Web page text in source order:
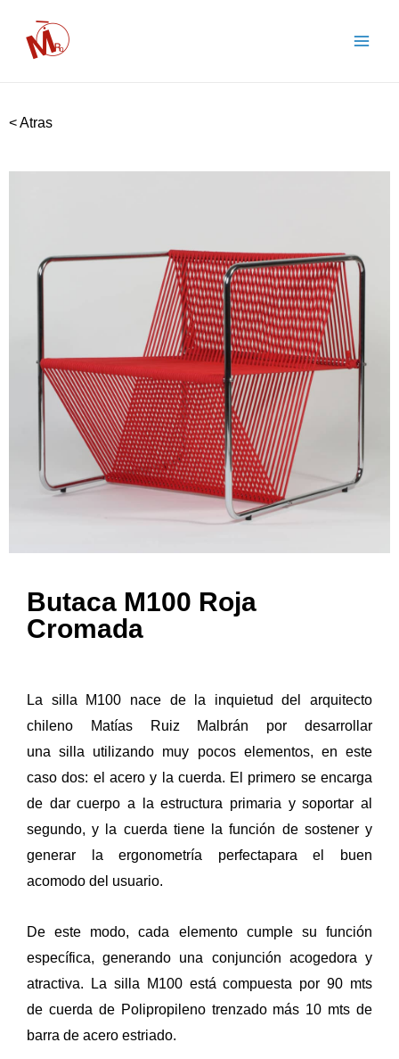
< Atras
Butaca M100 Roja
Cromada
La silla M100 nace de la inquietud del arquitecto
chileno
Matías Ruiz Malbrán por desarrollar
unasilla utilizando muy pocos elementos, en este
caso dos: el aceroy la cuerda. El primero se encarga
de dar cuerpo a la estructura primaria y soportar al
segundo, y la cuerda tiene la función de sostener y
generar la ergonometría perfectapara el buen
acomodo del usuario.
De este modo, cada elemento cumple su función
específica, generando una conjunción acogedora y
atractiva. La silla M100 está compuesta por 90 mts
de cuerda de Polipropileno trenzado más 10 mts de
barra de acero estriado.